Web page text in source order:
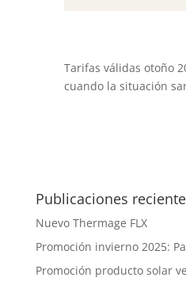
Tarifas válidas otoño
cuando la situación
Publicaciones
Nuevo Thermage FLX
Promoción invierno 2025:
Promoción producto solar